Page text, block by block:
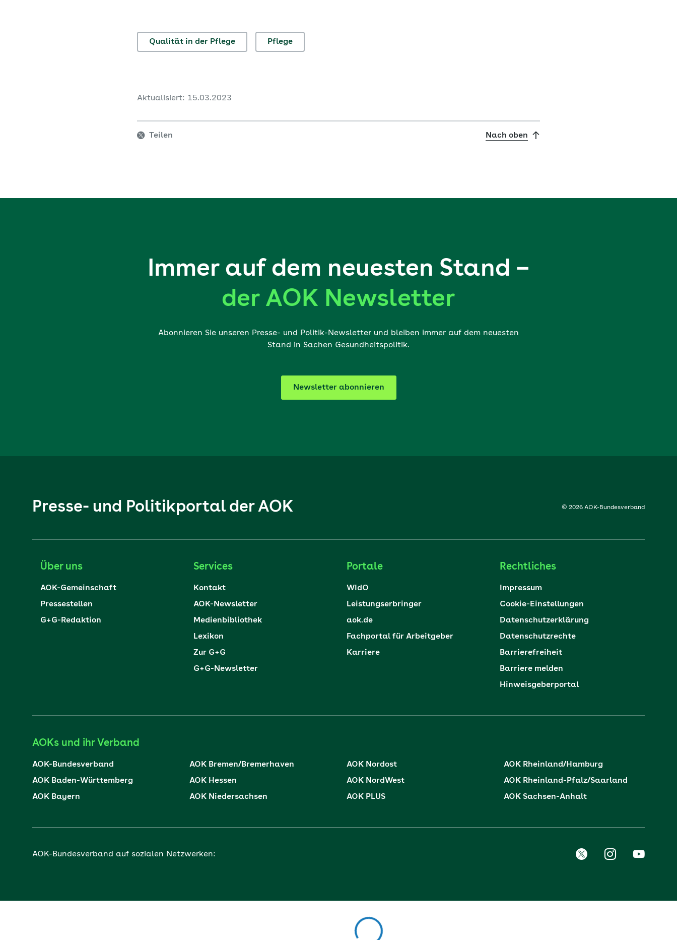
Qualität in der Pflege Pflege
Aktualisiert: 15.03.2023
Teilen Nach oben
Immer auf dem neuesten Stand –
der AOK Newsletter
Abonnieren Sie unseren Presse- und Politik-Newsletter und bleiben immer auf dem neuesten
Stand in Sachen Gesundheitspolitik.
Newsletter abonnieren
Presse- und Politikportal der AOK © 2026 AOK-Bundesverband
Über uns
AOK-Gemeinschaft
Pressestellen
G+G-Redaktion
Services
Kontakt
AOK-Newsletter
Medienbibliothek
Lexikon
Zur G+G
G+G-Newsletter
Portale
WIdO
Leistungserbringer
aok.de
Fachportal für Arbeitgeber
Karriere
Rechtliches
Impressum
Cookie-Einstellungen
Datenschutzerklärung
Datenschutzrechte
Barrierefreiheit
Barriere melden
Hinweisgeberportal
AOKs und ihr Verband
AOK-Bundesverband
AOK Baden-Württemberg
AOK Bayern
AOK Bremen/Bremerhaven
AOK Hessen
AOK Niedersachsen
AOK Nordost
AOK NordWest
AOK PLUS
AOK Rheinland/Hamburg
AOK Rheinland-Pfalz/Saarland
AOK Sachsen-Anhalt
AOK-Bundesverband auf sozialen Netzwerken: